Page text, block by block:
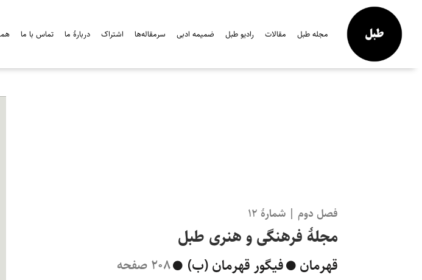
مجله طبل مقالات رادیو طبل ضمیمه ادبی سرمقاله‌ها اشتراک دربارۀ ما تماس با ما
فصل دوم | شمارهٔ ۱۲
مجلهٔ فرهنگی و هنری طبل
قهرمان فیگور قهرمان (ب)
208 صفحه